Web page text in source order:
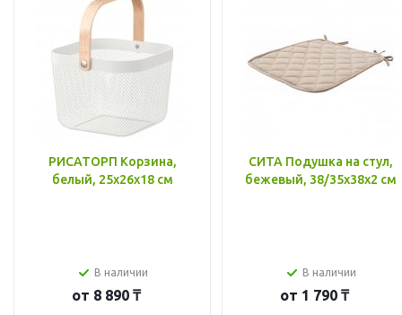
РИСАТОРП Корзина,
белый, 25x26x18 см
В наличии
от 8 890 ₸
СИТА Подушка на стул,
бежевый, 38/35x38x2 см
В наличии
от 1 790 ₸